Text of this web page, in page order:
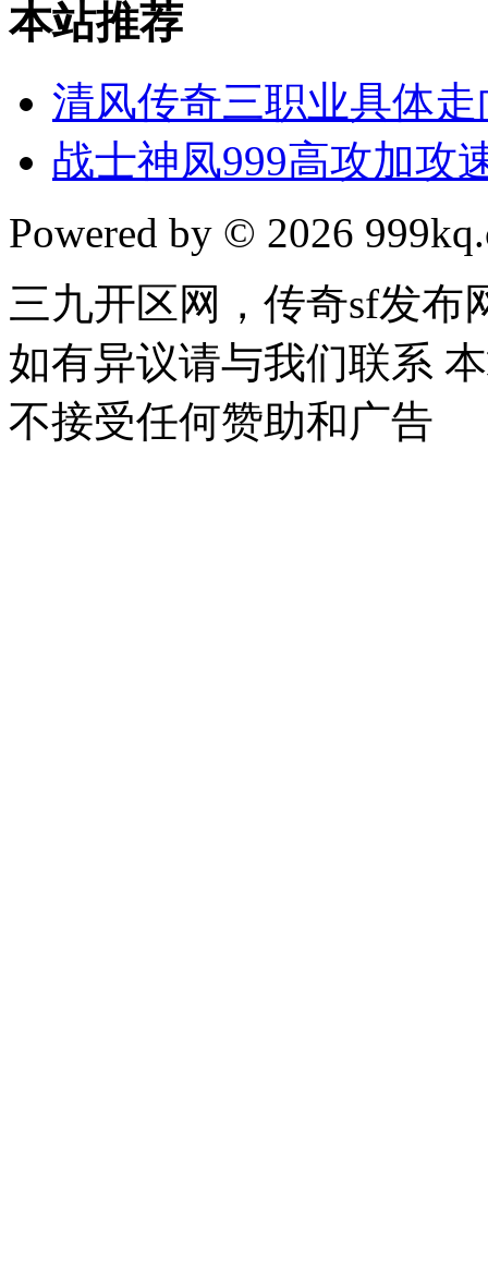
本站推荐
清风传奇三职业具体
战士神凤999高攻加攻
Powered by © 2026
三九开区网，传奇sf发布
如有异议请与我们联系
不接受任何赞助和广告